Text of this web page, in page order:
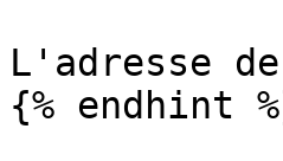
L'adresse
{% endhint